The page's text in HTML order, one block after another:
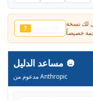
? Annat sprak?
نسخة
مدعوم من Anthropic